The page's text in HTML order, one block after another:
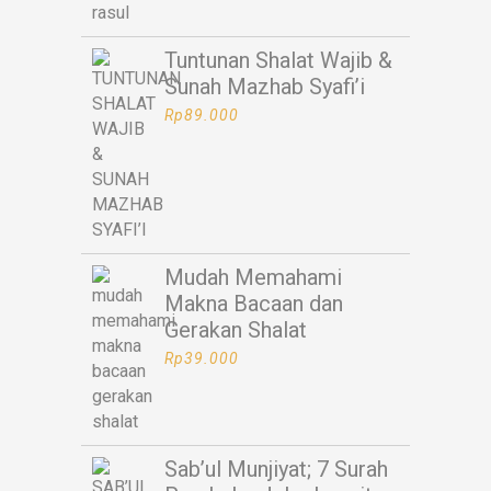
Tuntunan Shalat Wajib &
Sunah Mazhab Syafi’i
Rp89.000
Mudah Memahami
Makna Bacaan dan
Gerakan Shalat
Rp39.000
Sab’ul Munjiyat; 7 Surah